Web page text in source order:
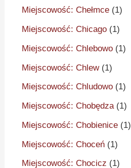
Miejscowość: Chełmce (1)
Miejscowość: Chicago (1)
Miejscowość: Chlebowo (1)
Miejscowość: Chlew(1)
Miejscowość: Chludowo (1)
Miejscowość: Chobędza(1)
Miejscowość: Chobienice (1)
Miejscowość: Choceń (1)
Miejscowość: Chocicz (1)